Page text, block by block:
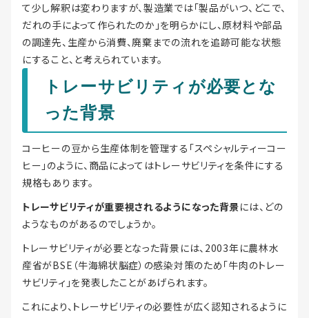
て少し解釈は変わりますが、製造業では「製品がいつ、どこで、
だれの手によって作られたのか」を明らかにし、原材料や部品
の調達先、生産から消費、廃棄までの流れを追跡可能な状態
にすること、と考えられています。
トレーサビリティが必要とな
った背景
コーヒーの豆から生産体制を管理する「スペシャルティーコー
ヒー」のように、商品によってはトレーサビリティを条件にする
規格もあります。
トレーサビリティが重要視されるようになった背景には、どの
ようなものがあるのでしょうか。
トレーサビリティが必要となった背景には、2003年に農林水
産省がBSE（牛海綿状脳症）の感染対策のため「牛肉のトレー
サビリティ」を発表したことがあげられます。
これにより、トレーサビリティの必要性が広く認知されるように